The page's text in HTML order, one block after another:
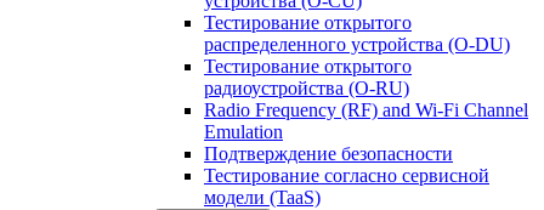
Тестирование открытого
распределенного устройства (O-DU)
Тестирование открытого
радиоустройства (O-RU)
Radio Frequency (RF) and Wi-Fi Channel
Emulation
Подтверждение безопасности
Тестирование согласно сервисной
модели (TaaS)